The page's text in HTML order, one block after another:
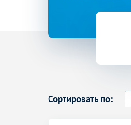
Сортировать по: